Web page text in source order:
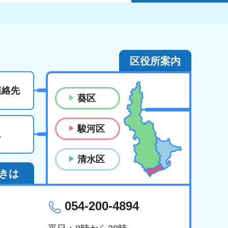
先
区役所案内
葵区
駿河区
清水区
は
054-200-4894